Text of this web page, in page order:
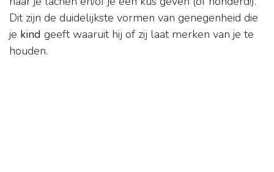
Dit zijn de duidelijkste vormen van genegenheid die
je kind geeft waaruit hij of zij laat merken van je te
houden.